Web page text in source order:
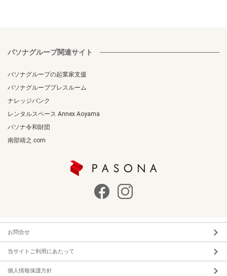
パソナグループ関連サイト
パソナグループの起業家支援
パソナグループプレスルーム
ナレッジバンク
レンタルスペース Annex Aoyama
パソナ令和財団
南部靖之.com
お問合せ
当サイトご利用にあたって
個人情報保護方針